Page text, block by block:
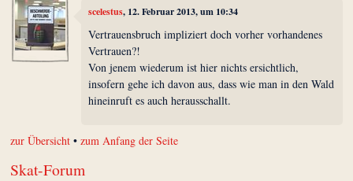
scelestus, 12. Februar 2013, um 10:34
Vertrauensbruch impliziert doch vorher vorhandenes
Vertrauen?!
Von jenem wiederum ist hier nichts ersichtlich,
insofern gehe ich davon aus, dass wie man in den Wald
hineinruft es auch herausschallt.
zur Übersicht •zum Anfang der Seite
Skat-Forum